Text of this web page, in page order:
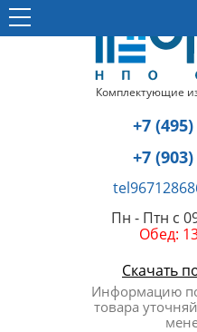
Комплектующие
+7
+7
Пн - Птн с
Обед:
Скачать
Информацию
товара